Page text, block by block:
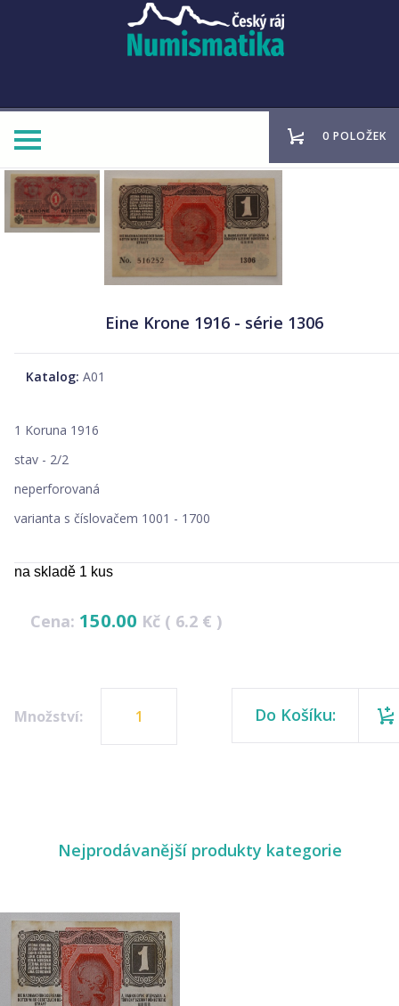
0 POLOŽEK
Eine Krone 1916 - série 1306
Katalog: A01
1 Koruna 1916
stav - 2/2
neperforovaná
varianta s číslovačem 1001 - 1700
na skladě 1 kus
Cena: 150.00 Kč ( 6.2 € )
Množství: Do Košíku:
Nejprodávanější produkty kategorie